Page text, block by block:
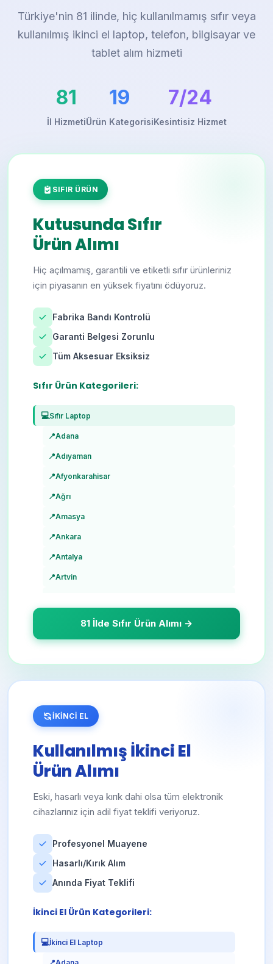
Türkiye'nin 81 ilinde, hiç kullanılmamış sıfır veya
kullanılmış ikinci el laptop, telefon, bilgisayar ve
tablet alım hizmeti
81
İl Hizmeti
19
Ürün Kategorisi
7/24
Kesintisiz Hizmet
SIFIR ÜRÜN
Kutusunda Sıfır
Ürün Alımı
Hiç açılmamış, garantili ve etiketli sıfır ürünleriniz
için piyasanın en yüksek fiyatını ödüyoruz.
Fabrika Bandı Kontrolü
Garanti Belgesi Zorunlu
Tüm Aksesuar Eksiksiz
Sıfır Ürün Kategorileri:
💻Sıfır Laptop
📍Adana
📍Adıyaman
📍Afyonkarahisar
📍Ağrı
📍Amasya
📍Ankara
📍Antalya
📍Artvin
📍Bilecik
📍Burdur
📍Çanakkale
📍Çankırı
📍Çorum
📍Diyarbakır
📍 Edirne
📍Elazığ
📍Eskişehir
📍 Gaziantep
81 İlde Sıfır Ürün Alımı →
İKİNCİ EL
Kullanılmış İkinci El
Ürün Alımı
Eski, hasarlı veya kırık dahi olsa tüm elektronik
cihazlarınız için adil fiyat teklifi veriyoruz.
Profesyonel Muayene
Hasarlı/Kırık Alım
Anında Fiyat Teklifi
İkinci El Ürün Kategorileri:
💻İkinci El Laptop